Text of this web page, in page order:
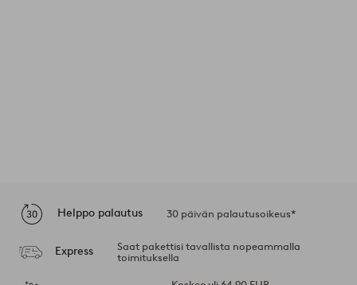
Helppo palautus 30 päivän palautusoikeus*
Express
Saat pakettisi tavallista nopeammalla
toimituksella